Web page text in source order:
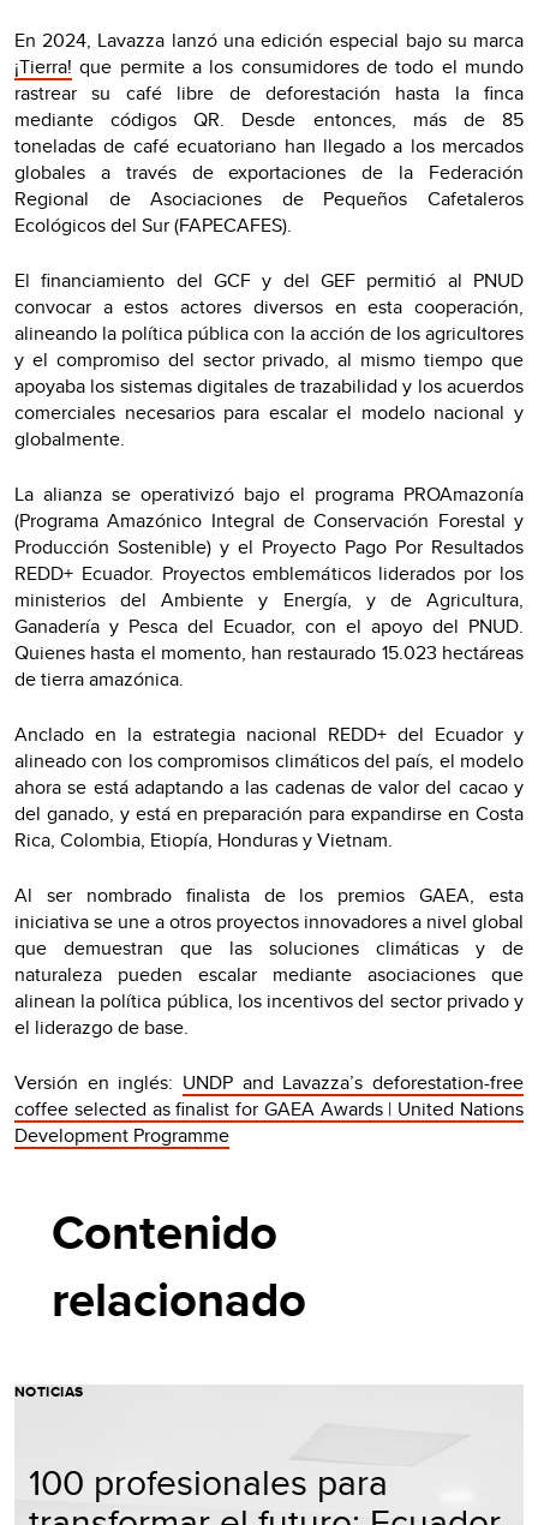
En 2024, Lavazza lanzó una edición especial bajo su marca
¡Tierra! que permite a los consumidores de todo el mundo
rastrear su café libre de deforestación hasta la finca
mediante códigos QR. Desde entonces, más de 85
toneladas de café ecuatoriano han llegado a los mercados
globales a través de exportaciones de la Federación
Regional de Asociaciones de Pequeños Cafetaleros
Ecológicos del Sur (FAPECAFES).
El financiamiento del GCF y del GEF permitió al PNUD
convocar a estos actores diversos en esta cooperación,
alineando la política pública con la acción de los agricultores
y el compromiso del sector privado, al mismo tiempo que
apoyaba los sistemas digitales de trazabilidad y los acuerdos
comerciales necesarios para escalar el modelo nacional y
globalmente.
La alianza se operativizó bajo el programa PROAmazonía
(Programa Amazónico Integral de Conservación Forestal y
Producción Sostenible) y el Proyecto Pago Por Resultados
REDD+ Ecuador. Proyectos emblemáticos liderados por los
ministerios del Ambiente y Energía, y de Agricultura,
Ganadería y Pesca del Ecuador, con el apoyo del PNUD.
Quienes hasta el momento, han restaurado 15.023 hectáreas
de tierra amazónica.
Anclado en la estrategia nacional REDD+ del Ecuador y
alineado con los compromisos climáticos del país, el modelo
ahora se está adaptando a las cadenas de valor del cacao y
del ganado, y está en preparación para expandirse en Costa
Rica, Colombia, Etiopía, Honduras y Vietnam.
Al ser nombrado finalista de los premios GAEA, esta
iniciativa se une a otros proyectos innovadores a nivel global
que demuestran que las soluciones climáticas y de
naturaleza pueden escalar mediante asociaciones que
alinean la política pública, los incentivos del sector privado y
el liderazgo de base.
Versión en inglés: UNDP and Lavazza’s deforestation-free
coffee selected as finalist for GAEA Awards | United Nations
Development Programme
Contenido
relacionado
NOTICIAS
100 profesionales para